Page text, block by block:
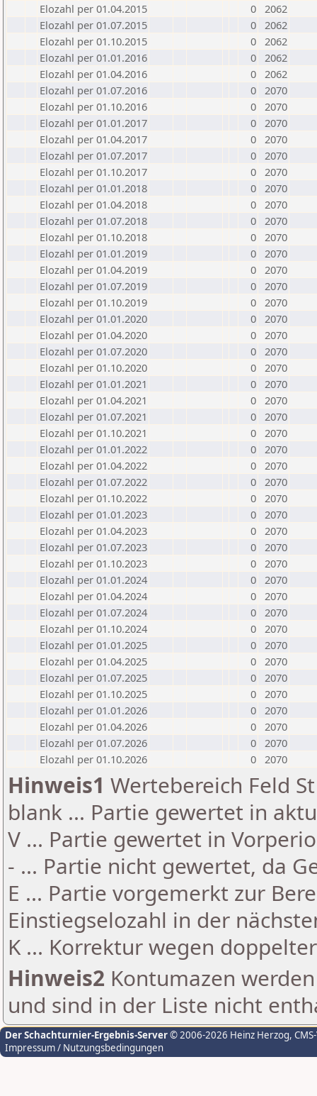
Elozahl per 01.04.2015
0 2062
Elozahl per 01.07.2015
0 2062
Elozahl per 01.10.2015
0 2062
Elozahl per 01.01.2016
0 2062
Elozahl per 01.04.2016
0 2062
Elozahl per 01.07.2016
0 2070
Elozahl per 01.10.2016
0 2070
Elozahl per 01.01.2017
0 2070
Elozahl per 01.04.2017
0 2070
Elozahl per 01.07.2017
0 2070
Elozahl per 01.10.2017
0 2070
Elozahl per 01.01.2018
0 2070
Elozahl per 01.04.2018
0 2070
Elozahl per 01.07.2018
0 2070
Elozahl per 01.10.2018
0 2070
Elozahl per 01.01.2019
0 2070
Elozahl per 01.04.2019
0 2070
Elozahl per 01.07.2019
0 2070
Elozahl per 01.10.2019
0 2070
Elozahl per 01.01.2020
0 2070
Elozahl per 01.04.2020
0 2070
Elozahl per 01.07.2020
0 2070
Elozahl per 01.10.2020
0 2070
Elozahl per 01.01.2021
0 2070
Elozahl per 01.04.2021
0 2070
Elozahl per 01.07.2021
0 2070
Elozahl per 01.10.2021
0 2070
Elozahl per 01.01.2022
0 2070
Elozahl per 01.04.2022
0 2070
Elozahl per 01.07.2022
0 2070
Elozahl per 01.10.2022
0 2070
Elozahl per 01.01.2023
0 2070
Elozahl per 01.04.2023
0 2070
Elozahl per 01.07.2023
0 2070
Elozahl per 01.10.2023
0 2070
Elozahl per 01.01.2024
0 2070
Elozahl per 01.04.2024
0 2070
Elozahl per 01.07.2024
0 2070
Elozahl per 01.10.2024
0 2070
Elozahl per 01.01.2025
0 2070
Elozahl per 01.04.2025
0 2070
Elozahl per 01.07.2025
0 2070
Elozahl per 01.10.2025
0 2070
Elozahl per 01.01.2026
0 2070
Elozahl per 01.04.2026
0 2070
Elozahl per 01.07.2026
0 2070
Elozahl per 01.10.2026
0 2070
Hinweis1 Wertebereich Feld
blank ... Partie gewertet in
V ... Partie gewertet in
- ... Partie nicht gewertet, da
E ... Partie vorgemerkt zur
Einstiegselozahl in der
K ... Korrektur wegen
Hinweis2 Kontumazen
und sind in der Liste nicht
Der Schachturnier-Ergebnis-Server© 2006-2026 Heinz Herzog,
Impressum / Nutzungsbedingungen